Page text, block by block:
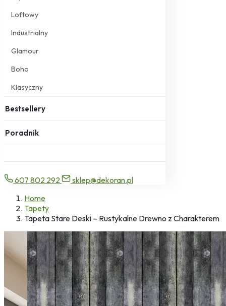
Loftowy
Industrialny
Glamour
Boho
Klasyczny
Bestsellery
Poradnik
607 802 292
sklep@dekoran.pl
Home
Tapety
Tapeta Stare Deski – Rustykalne Drewno z Charakterem